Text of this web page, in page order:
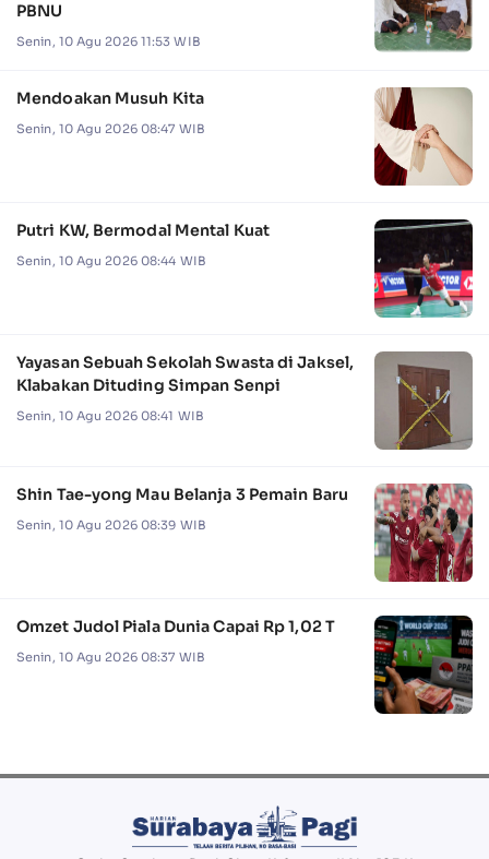
PBNU
Senin, 10 Agu 2026 11:53 WIB
Mendoakan Musuh Kita
Senin, 10 Agu 2026 08:47 WIB
Putri KW, Bermodal Mental Kuat
Senin, 10 Agu 2026 08:44 WIB
Yayasan Sebuah Sekolah Swasta di Jaksel,
Klabakan Dituding Simpan Senpi
Senin, 10 Agu 2026 08:41 WIB
Shin Tae-yong Mau Belanja 3 Pemain Baru
Senin, 10 Agu 2026 08:39 WIB
Omzet Judol Piala Dunia Capai Rp 1,02 T
Senin, 10 Agu 2026 08:37 WIB